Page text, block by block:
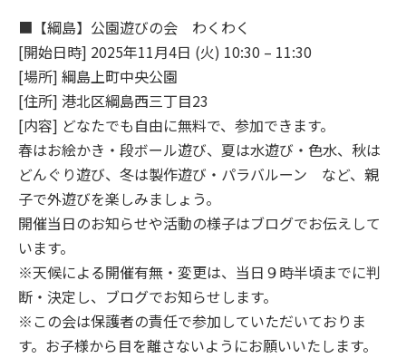
■【綱島】公園遊びの会 わくわく
[開始日時] 2025年11月4日 (火) 10:30 – 11:30
[場所] 綱島上町中央公園
[住所] 港北区綱島西三丁目23
[内容] どなたでも自由に無料で、参加できます。
春はお絵かき・段ボール遊び、夏は水遊び・色水、秋は
どんぐり遊び、冬は製作遊び・パラバルーン など、親
子で外遊びを楽しみましょう。
開催当日のお知らせや活動の様子はブログでお伝えして
います。
※天候による開催有無・変更は、当日９時半頃までに判
断・決定し、ブログでお知らせします。
※この会は保護者の責任で参加していただいておりま
す。お子様から目を離さないようにお願いいたします。